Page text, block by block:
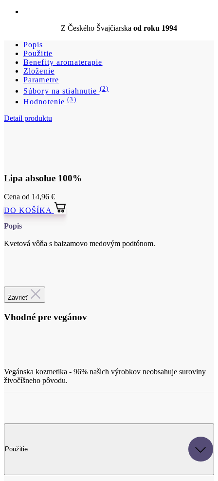
Z Českého Švajčiarska od roku 1994
Popis
Použitie
Benefity aromaterapie
Zloženie
Parametre
Súbory na stiahnutie (2)
Hodnotenie (3)
Detail produktu
Lipa absolue 100%
Cena od 14,96 €
DO KOŠÍKA
Popis
Kvetová vôňa s balzamovo medovým podtónom.
Zavrieť
Vhodné pre vegánov
Vegánska kozmetika - 96% našich výrobkov neobsahuje suroviny
živočíšneho pôvodu.
Použitie